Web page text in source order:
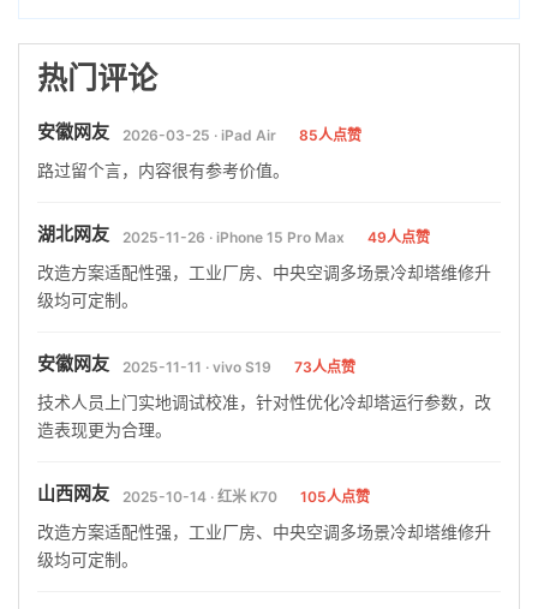
热门评论
安徽网友 2026-03-25 · iPad Air 85人点赞
路过留个言，内容很有参考价值。
湖北网友 2025-11-26 · iPhone 15 Pro Max 49人点赞
改造方案适配性强，工业厂房、中央空调多场景冷却塔维修升
级均可定制。
安徽网友 2025-11-11 · vivo S19 73人点赞
技术人员上门实地调试校准，针对性优化冷却塔运行参数，改
造表现更为合理。
山西网友 2025-10-14 · 红米 K70 105人点赞
改造方案适配性强，工业厂房、中央空调多场景冷却塔维修升
级均可定制。